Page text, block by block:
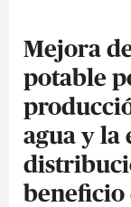
Mejora
potable
agua y la
beneficio